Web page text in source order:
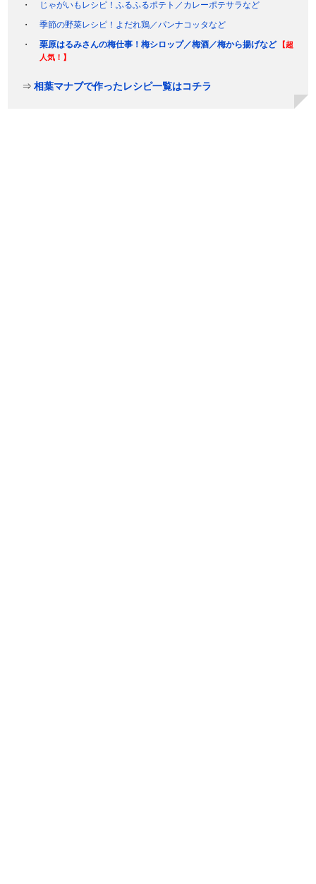
じゃがいもレシピ！ふるふるポテト／カレーポテサラなど
季節の野菜レシピ！よだれ鶏／パンナコッタなど
栗原はるみさんの梅仕事！梅シロップ／梅酒／梅から揚げなど
【超
人気！】
⇒相葉マナブで作ったレシピ一覧はコチラ